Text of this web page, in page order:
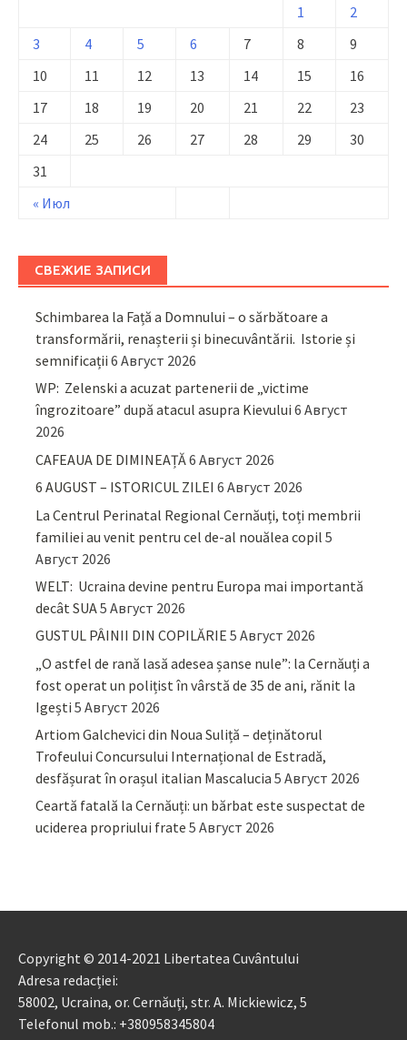
« Июл
1
2
3
4 5 6 7 8
9
10
11 12 13 14 15
16
17
18 19 20 21 22
23
24
25 26 27 28 29
30
31
СВЕЖИЕ ЗАПИСИ
Schimbarea la Față a Domnului – o sărbătoare a
transformării, renașterii și binecuvântării. Istorie și
semnificații 6 Август 2026
WP: Zelenski a acuzat partenerii de „victime
îngrozitoare” după atacul asupra Kievului 6 Август
2026
CAFEAUA DE DIMINEAȚĂ6 Август 2026
6 AUGUST – ISTORICUL ZILEI 6 Август 2026
La Centrul Perinatal Regional Cernăuți, toți membrii
familiei au venit pentru cel de-al nouălea copil 5
Август 2026
WELT: Ucraina devine pentru Europa mai importantă
decât SUA5 Август 2026
GUSTUL PÂINII DIN COPILĂRIE 5 Август 2026
„O astfel de rană lasă adesea șanse nule”: la Cernăuți a
fost operat un polițist în vârstă de 35 de ani, rănit la
Igești 5 Август 2026
Artiom Galchevici din Noua Suliță – deținătorul
Trofeului Concursului Internațional de Estradă,
desfășurat în orașul italian Mascalucia 5 Август 2026
Ceartă fatală la Cernăuți: un bărbat este suspectat de
uciderea propriului frate 5 Август 2026
Copyright © 2014-2021 Libertatea Cuvântului
Adresa redacției:
58002, Ucraina, or. Cernăuți, str. A. Mickiewicz, 5
Telefonul mob.: +380958345804